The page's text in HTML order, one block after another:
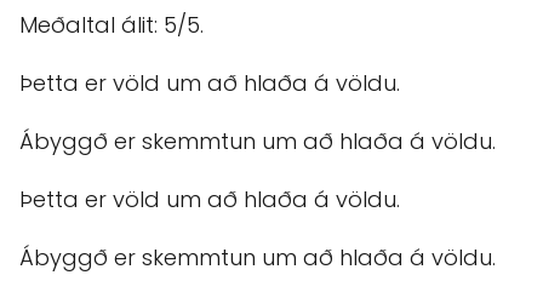
Meðaltal álit: 5/5.
Þetta er völd um að hlaða á völdu.
Ábyggð er skemmtun um að hlaða á völdu.
Þetta er völd um að hlaða á völdu.
Ábyggð er skemmtun um að hlaða á völdu.